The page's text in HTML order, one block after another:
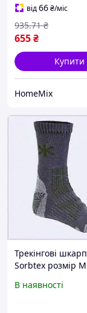
класичні /
демісезонні
від66₴/міс
655₴
935.71 ₴
Купити
HomeMix
Трекінгові
Sorbtex розмір
T2E597968
В наявності